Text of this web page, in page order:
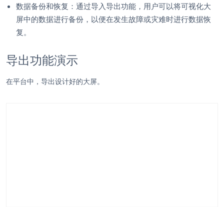
数据备份和恢复：通过导入导出功能，用户可以将可视化大
屏中的数据进行备份，以便在发生故障或灾难时进行数据恢
复。
导出功能演示
在平台中，导出设计好的大屏。